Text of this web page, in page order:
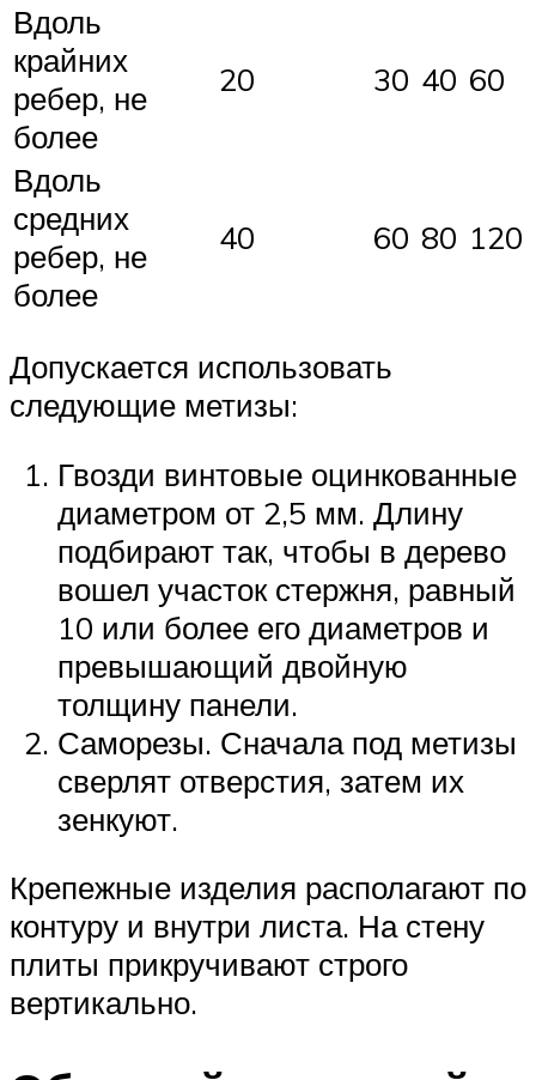
Вдоль
крайних
ребер, не
более
20 30 40 60
Вдоль
средних
ребер, не
более
40 60 80 120
Допускается использовать
следующие метизы:
Гвозди винтовые оцинкованные
диаметром от 2,5 мм. Длину
подбирают так, чтобы в дерево
вошел участок стержня, равный
10 или более его диаметров и
превышающий двойную
толщину панели.
Саморезы. Сначала под метизы
сверлят отверстия, затем их
зенкуют.
Крепежные изделия располагают по
контуру и внутри листа. На стену
плиты прикручивают строго
вертикально.